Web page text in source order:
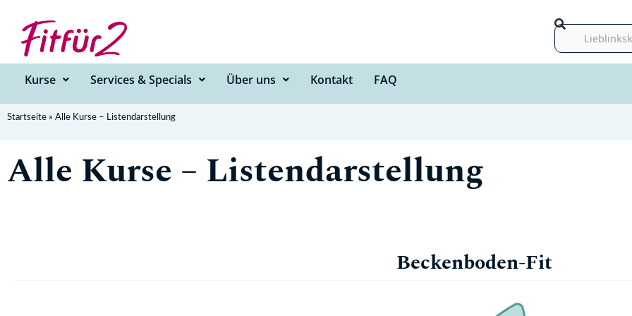
Inhalt
springen
Suche
Kurse Services & Specials Über uns Kontakt FAQ
Startseite » Alle Kurse – Listendarstellung
Alle Kurse – Listendarstellung
Beckenboden-Fit